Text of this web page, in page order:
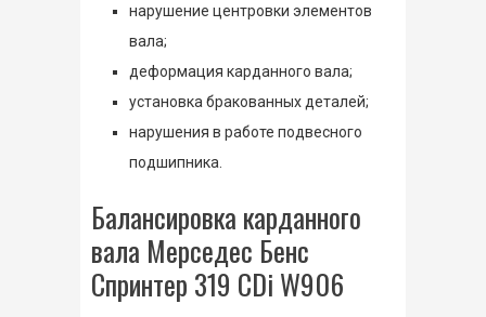
нарушение центровки элементов
вала;
деформация карданного вала;
установка бракованных деталей;
нарушения в работе подвесного
подшипника.
Балансировка карданного
вала Мерседес Бенс
Спринтер 319 CDi W906